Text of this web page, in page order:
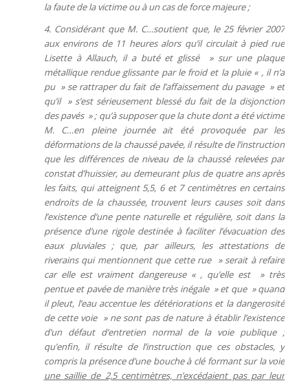
la faute de la victime ou à un cas de force majeure ;
4. Considérant que M. C…soutient que, le 25 février 2007
aux environs de 11 heures alors qu’il circulait à pied rue
Lisette à Allauch, il a buté et glissé » sur une plaque
métallique rendue glissante par le froid et la pluie « , il n’a
pu » se rattraper du fait de l’affaissement du pavage » et
qu’il » s’est sérieusement blessé du fait de la disjonction
des pavés » ; qu’à supposer que la chute dont a été victime
M. C…en pleine journée ait été provoquée par les
déformations de la chaussé pavée, il résulte de l’instruction
que les différences de niveau de la chaussé relevées par
constat d’huissier, au demeurant plus de quatre ans après
les faits, qui atteignent 5,5, 6 et 7 centimètres en certains
endroits de la chaussée, trouvent leurs causes soit dans
l’existence d’une pente naturelle et régulière, soit dans la
présence d’une rigole destinée à faciliter l’évacuation des
eaux pluviales ; que, par ailleurs, les attestations de
riverains qui mentionnent que cette rue » serait à refaire
car elle est vraiment dangereuse « , qu’elle est » très
pentue et pavée de manière très inégale » et que » quand
il pleut, l’eau accentue les détériorations et la dangerosité
de cette voie » ne sont pas de nature à établir l’existence
d’un défaut d’entretien normal de la voie publique ;
qu’enfin, il résulte de l’instruction que ces obstacles, y
compris la présence d’une bouche à clé formant sur la voie
une sailliede 2,5 centimètres, n’excédaient pas par leur